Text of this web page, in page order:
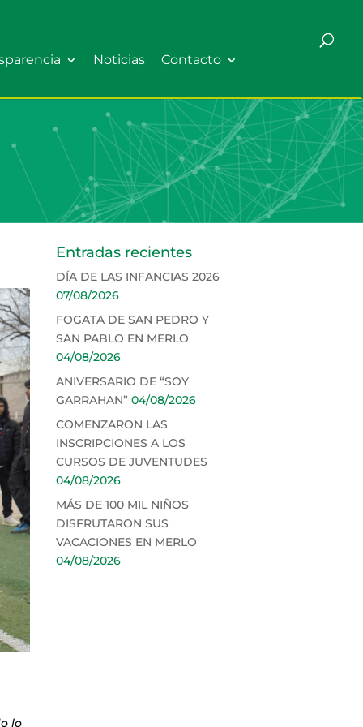
Noticias Contacto
lo
Entradas recientes
DÍA DE LAS INFANCIAS 2026
07/08/2026
FOGATA DE SAN PEDRO Y
SAN PABLO EN MERLO
04/08/2026
ANIVERSARIO DE “SOY
GARRAHAN” 04/08/2026
COMENZARON LAS
INSCRIPCIONES A LOS
CURSOS DE JUVENTUDES
04/08/2026
MÁS DE 100 MIL NIÑOS
DISFRUTARON SUS
VACACIONES EN MERLO
04/08/2026